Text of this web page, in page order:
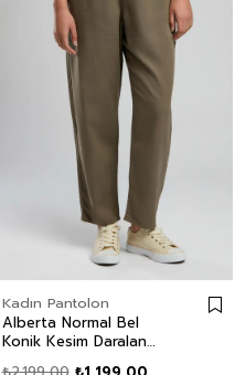
Kadın Pantolon
Alberta Normal Bel
Konik Kesim Daralan